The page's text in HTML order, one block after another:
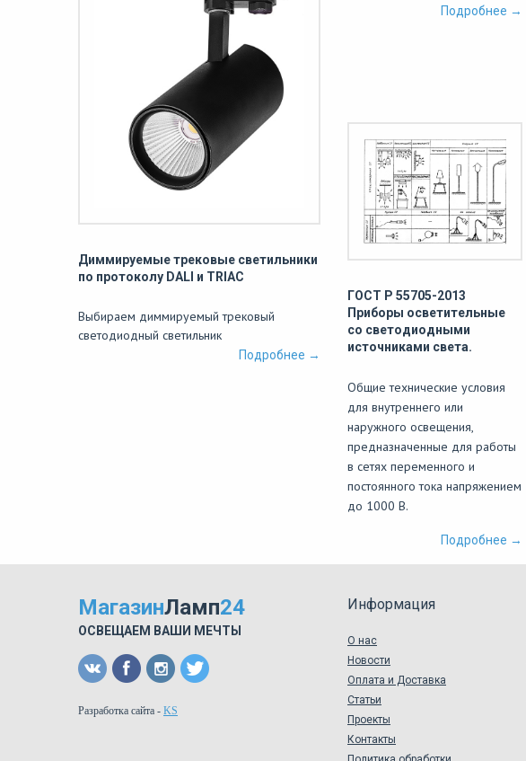
Диммируемые трековые светильники
по протоколу DALI и TRIAC
Выбираем диммируемый трековый
светодиодный светильник
Подробнее →
Подробнее →
ГОСТ Р 55705-2013
Приборы осветительные
со светодиодными
источниками света.
Общие технические условия
для внутреннего или
наружного освещения,
предназначенные для работы
в сетях переменного и
постоянного тока напряжением
до 1000 В.
Подробнее →
МагазинЛамп24
ОСВЕЩАЕМ ВАШИ МЕЧТЫ
Разработка сайта - KS
Информация
О нас
Новости
Оплата и Доставка
Статьи
Проекты
Контакты